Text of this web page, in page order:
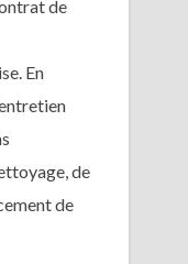
de
En
de
de